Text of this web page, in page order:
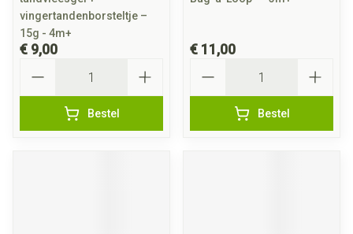
vingertandenborsteltje –
15g - 4m+
€ 9,00
Bestel
€ 11,00
Bestel